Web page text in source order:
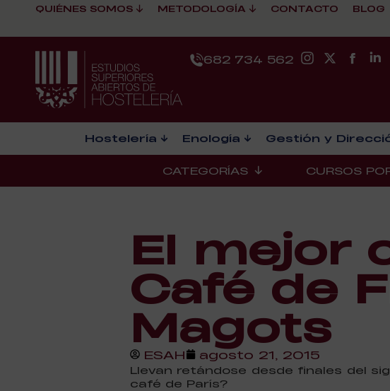
QUIÉNES SOMOS METODOLOGÍA CONTACTO BLOG
682 734 562
Hostelería Enología Gestión y
CATEGORÍAS CURSOS
El mejor
Café de
Magots
ESAH agosto 21, 2015
Llevan retándose desde finales del
café de París?